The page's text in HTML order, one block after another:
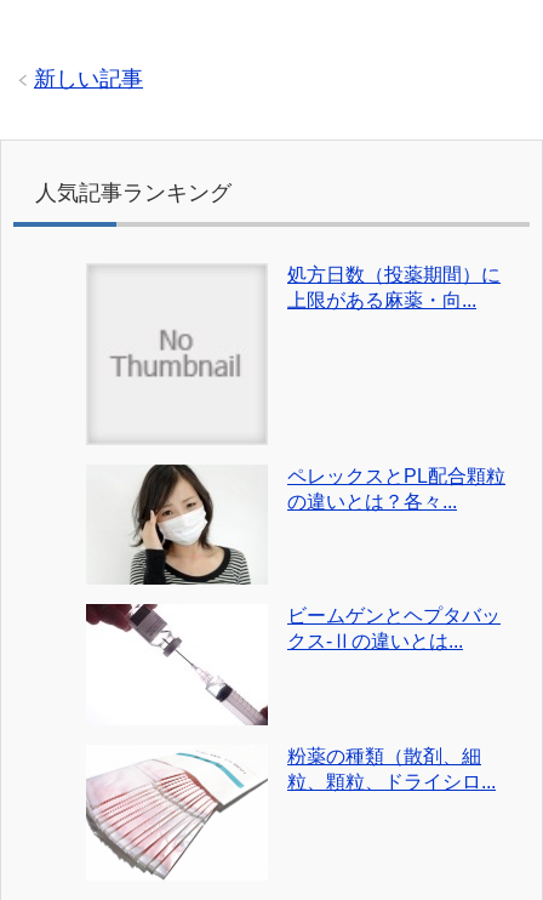
新しい記事
人気記事ランキング
処方日数（投薬期間）に
上限がある麻薬・向...
ペレックスとPL配合顆粒
の違いとは？各々...
ビームゲンとヘプタバッ
クス-Ⅱの違いとは...
粉薬の種類（散剤、細
粒、顆粒、ドライシロ...